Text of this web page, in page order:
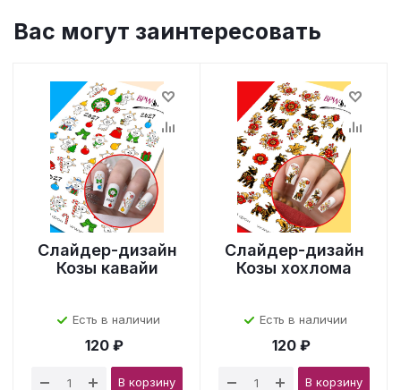
Вас могут заинтересовать
Слайдер-дизайн
Козы кавайи
Есть в наличии
120 ₽
В корзину
Слайдер-дизайн
Козы хохлома
Есть в наличии
120 ₽
В корзину